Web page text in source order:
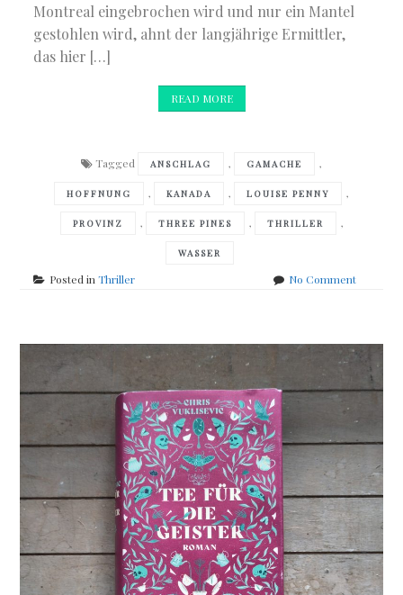
Montreal eingebrochen wird und nur ein Mantel
gestohlen wird, ahnt der langjährige Ermittler,
das hier […]
READ MORE
Tagged ANSCHLAG , GAMACHE ,
HOFFNUNG , KANADA , LOUISE PENNY ,
PROVINZ , THREE PINES , THRILLER ,
WASSER
Posted inThriller No Commenton
the
grey
wolf